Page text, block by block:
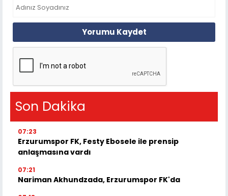
Yorumu Kaydet
Son Dakika
07:23
Erzurumspor FK, Festy Ebosele ile prensip
anlaşmasına vardı
07:21
Nariman Akhundzada, Erzurumspor FK'da